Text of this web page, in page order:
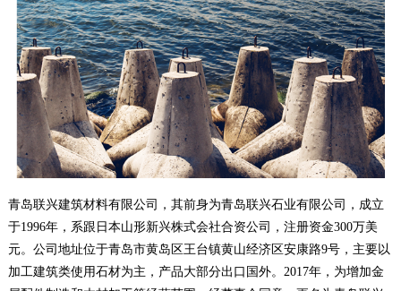
青岛联兴建筑材料有限公司，其前身为青岛联兴石业有限公司，成立
于1996年，系跟日本山形新兴株式会社合资公司，注册资金300万美
元。公司地址位于青岛市黄岛区王台镇黄山经济区安康路9号，主要以
加工建筑类使用石材为主，产品大部分出口国外。2017年，为增加金